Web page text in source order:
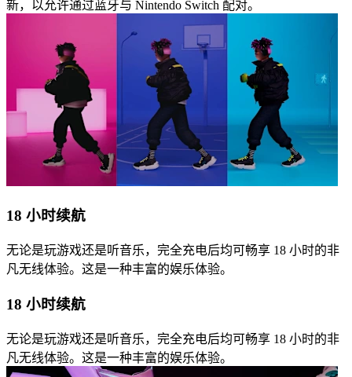
新，以允许通过蓝牙与 Nintendo Switch 配对。
18 小时续航
无论是玩游戏还是听音乐，完全充电后均可畅享 18 小时的非
凡无线体验。这是一种丰富的娱乐体验。
18 小时续航
无论是玩游戏还是听音乐，完全充电后均可畅享 18 小时的非
凡无线体验。这是一种丰富的娱乐体验。